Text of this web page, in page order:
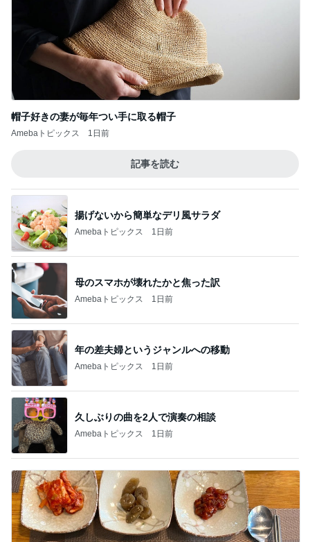
帽子好きの妻が毎年つい手に取る帽子
Amebaトピックス 1日前
記事を読む
揚げないから簡単なデリ風サラダ
Amebaトピックス 1日前
母のスマホが壊れたかと焦った訳
Amebaトピックス 1日前
年の差夫婦というジャンルへの移動
Amebaトピックス 1日前
久しぶりの曲を2人で演奏の相談
Amebaトピックス 1日前